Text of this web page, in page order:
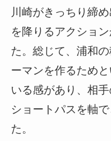
川崎がきっちり締
を降りるアクショ
た。総じて、浦和
ーマンを作るため
いる感があり、相
ショートパスを軸
た。